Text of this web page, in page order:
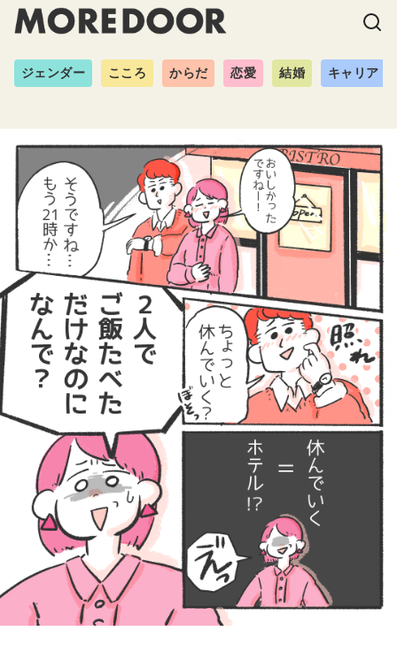
ジェンダー こころ からだ 恋愛 結婚 キャリア